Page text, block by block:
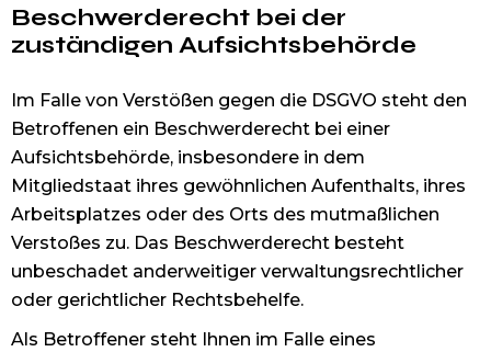
Beschwerde­recht bei der
zuständigen Aufsichts­behörde
Im Falle von Verstößen gegen die DSGVO steht den
Betroffenen ein Beschwerderecht bei einer
Aufsichtsbehörde, insbesondere in dem
Mitgliedstaat ihres gewöhnlichen Aufenthalts, ihres
Arbeitsplatzes oder des Orts des mutmaßlichen
Verstoßes zu. Das Beschwerderecht besteht
unbeschadet anderweitiger verwaltungsrechtlicher
oder gerichtlicher Rechtsbehelfe.
Als Betroffener steht Ihnen im Falle eines